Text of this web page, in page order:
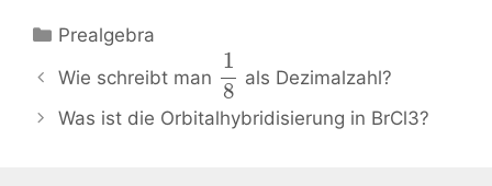
Kategorien
Prealgebra
Navigation
Wie schreibt man
1
8
als Dezimalzahl?
Was ist die Orbitalhybridisierung in BrCl3?